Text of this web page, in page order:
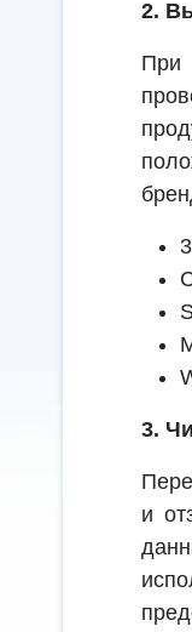
2.
При
3.
и